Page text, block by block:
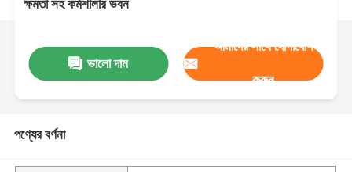
ক্ষমতা সহ কর্মশালার ভবন
ভালো দাম
আমাদের সাথে যোগাযোগ
করুন
পণ্যের বর্ণনা